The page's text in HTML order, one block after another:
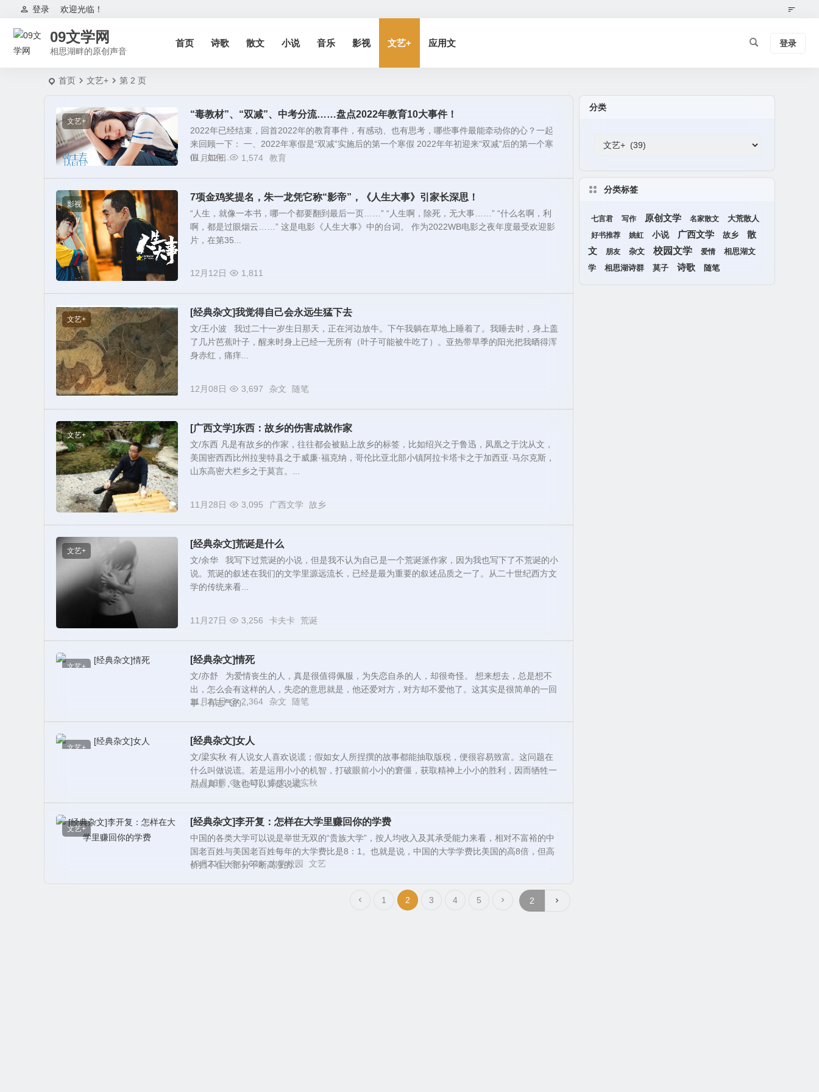
欢迎光临！
登录
09文学网
相思湖畔的原创声音
首页 诗歌 散文 小说 音乐 影视 文艺+ 应用文 登录
首页 文艺+ 第 2 页
文艺+
“毒教材”、“双减”、中考分流……盘点2022年教育10大事件！
2022年已经结束，回首2022年的教育事件，有感动、也有思考，哪些事件最能牵动你的心？一起
来回顾一下： 一、2022年寒假是“双减”实施后的第一个寒假 2022年年初迎来“双减”后的第一个寒
假，如何...
01月02日 1,574 教育
影视
7项金鸡奖提名，朱一龙凭它称“影帝”，《人生大事》引家长深思！
“人生，就像一本书，哪一个都要翻到最后一页……” “人生啊，除死，无大事……” “什么名啊，利
啊，都是过眼烟云……” 这是电影《人生大事》中的台词。 作为2022WB电影之夜年度最受欢迎影
片，在第35...
12月12日 1,811
文艺+
[经典杂文]我觉得自己会永远生猛下去
文/王小波 我过二十一岁生日那天，正在河边放牛。下午我躺在草地上睡着了。我睡去时，身上盖
了几片芭蕉叶子，醒来时身上已经一无所有（叶子可能被牛吃了）。亚热带旱季的阳光把我晒得浑
身赤红，痛痒...
12月08日 3,697 杂文 随笔
文艺+
[广西文学]东西：故乡的伤害成就作家
文/东西 凡是有故乡的作家，往往都会被贴上故乡的标签，比如绍兴之于鲁迅，凤凰之于沈从文，
美国密西西比州拉斐特县之于威廉·福克纳，哥伦比亚北部小镇阿拉卡塔卡之于加西亚·马尔克斯，
山东高密大栏乡之于莫言。...
11月28日 3,095 广西文学 故乡
文艺+
[经典杂文]荒诞是什么
文/余华 我写下过荒诞的小说，但是我不认为自己是一个荒诞派作家，因为我也写下了不荒诞的小
说。荒诞的叙述在我们的文学里源远流长，已经是最为重要的叙述品质之一了。从二十世纪西方文
学的传统来看...
11月27日 3,256 卡夫卡 荒诞
文艺+
[经典杂文]情死
文/亦舒 为爱情丧生的人，真是很值得佩服，为失恋自杀的人，却很奇怪。 想来想去，总是想不
出，怎么会有这样的人，失恋的意思就是，他还爱对方，对方却不爱他了。这其实是很简单的一回
事，有志气的...
11月21日 2,364 杂文 随笔
文艺+
[经典杂文]女人
文/梁实秋 有人说女人喜欢说谎；假如女人所捏撰的故事都能抽取版税，便很容易致富。这问题在
什么叫做说谎。若是运用小小的机智，打破眼前小小的窘僵，获取精神上小小的胜利，因而牺牲一
点点真理，这也可以算是说谎...
11月16日 2,437 杂文 梁实秋
文艺+
[经典杂文]李开复：怎样在大学里赚回你的学费
中国的各类大学可以说是举世无双的“贵族大学”，按人均收入及其承受能力来看，相对不富裕的中
国老百姓与美国老百姓每年的大学费比是8：1。也就是说，中国的大学学费比美国的高8倍，但高
价挡不住大部分不断高涨的...
10月21日 1,636 大学校园 文艺
1 2 3 4 5
分类
分类标签
七言君 写作 原创文学 名家散文 大荒散人
好书推荐 姚虹 小说 广西文学 故乡
散
文
朋友 杂文 校园文学 爱情
相思湖文
学
相思湖诗群 莫子 诗歌 随笔